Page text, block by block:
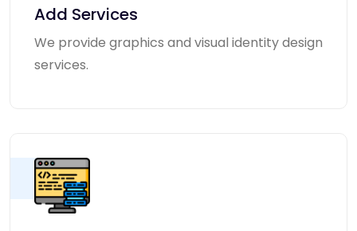
Add Services
We provide graphics and visual identity design
services.